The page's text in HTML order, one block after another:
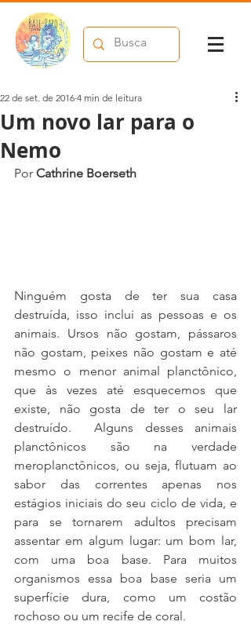
Um novo lar para o
Nemo
22 de set. de 2016 4 min de leitura
Por Cathrine Boerseth
Ninguém gosta de ter sua casa
destruída, isso inclui as pessoas e os
animais. Ursos não gostam, pássaros
não gostam, peixes não gostam e até
mesmo o menor animal planctônico,
que às vezes até esquecemos que
existe, não gosta de ter o seu lar
destruído.  Alguns desses animais
planctônicos são na verdade
meroplanctônicos, ou seja, flutuam ao
sabor das correntes apenas nos
estágios iniciais do seu ciclo de vida, e
para se tornarem adultos precisam
assentar em algum lugar: um bom lar,
com uma boa base. Para muitos
organismos essa boa base seria um
superfície dura, como um costão
rochoso ou um recife de coral.